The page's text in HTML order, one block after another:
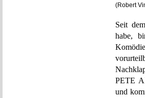
(Robert
Seit
habe,
PETE
und